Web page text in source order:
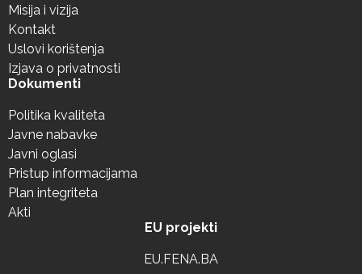
Misija i vizija
Kontakt
Uslovi korištenja
Izjava o privatnosti
Dokumenti
Politika kvaliteta
Javne nabavke
Javni oglasi
Pristup informacijama
Plan integriteta
Akti
EU projekti
EU.FENA.BA